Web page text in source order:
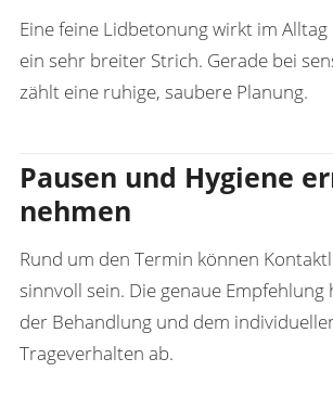
Eine feine Lidbetonung wirkt im
ein sehr breiter Strich. Gerade bei
zählt eine ruhige, saubere Planung.
Pausen und Hygiene
nehmen
Rund um den Termin können
sinnvoll sein. Die genaue Empfehlung
der Behandlung und dem
Trageverhalten ab.